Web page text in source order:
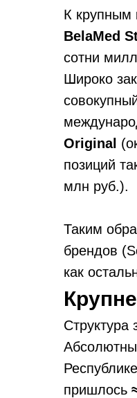
К крупным
BelaMed
сотни
Широко
Original
позиций
млн руб.).
Таким
брендов
как
Структура
пришлось